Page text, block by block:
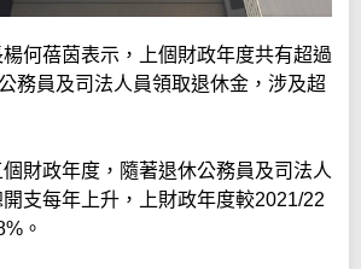
何蓓茵表示，上個財政年度共有超過
務員及司法人員領取退休金，涉及超
財政年度，隨著退休公務員及司法人
支每年上升，上財政年度較2021/22
。